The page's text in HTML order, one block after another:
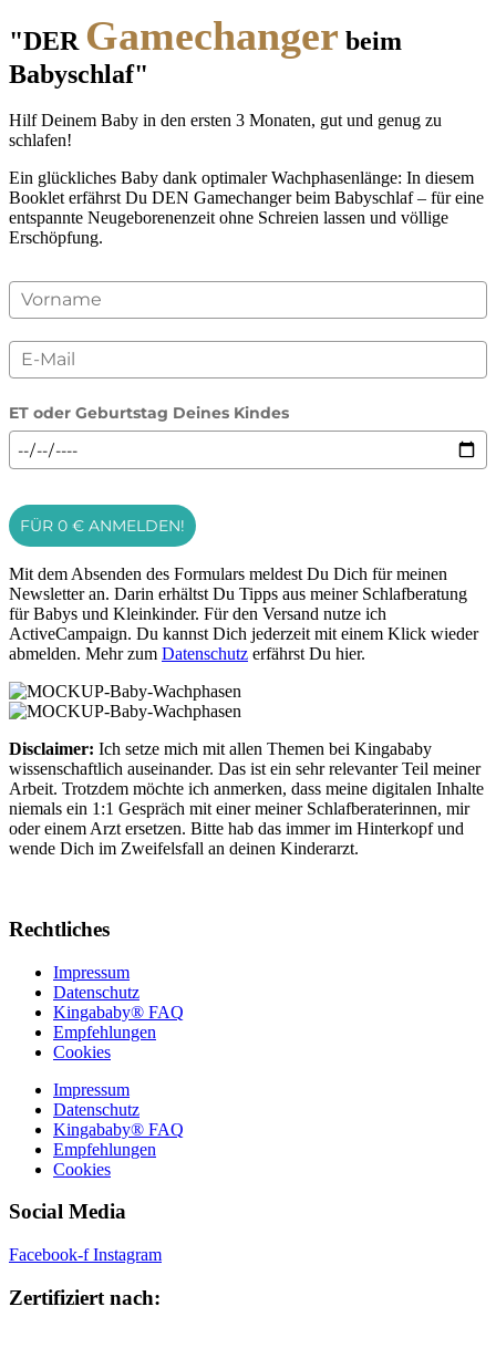
"DER Gamechanger beim
Babyschlaf"
Hilf Deinem Baby in den ersten 3 Monaten, gut und genug zu
schlafen!
Ein glückliches Baby dank optimaler Wachphasenlänge: In diesem
Booklet erfährst Du DEN Gamechanger beim Babyschlaf – für eine
entspannte Neugeborenenzeit ohne Schreien lassen und völlige
Erschöpfung.
ET oder Geburtstag Deines Kindes
FÜR 0 € ANMELDEN!
Mit dem Absenden des Formulars meldest Du Dich für meinen
Newsletter an. Darin erhältst Du Tipps aus meiner Schlafberatung
für Babys und Kleinkinder. Für den Versand nutze ich
ActiveCampaign. Du kannst Dich jederzeit mit einem Klick wieder
abmelden. Mehr zum Datenschutz erfährst Du hier.
Disclaimer: Ich setze mich mit allen Themen bei Kingababy
wissenschaftlich auseinander. Das ist ein sehr relevanter Teil meiner
Arbeit. Trotzdem möchte ich anmerken, dass meine digitalen Inhalte
niemals ein 1:1 Gespräch mit einer meiner Schlafberaterinnen, mir
oder einem Arzt ersetzen. Bitte hab das immer im Hinterkopf und
wende Dich im Zweifelsfall an deinen Kinderarzt.
Rechtliches
Impressum
Datenschutz
Kingababy® FAQ
Empfehlungen
Cookies
Impressum
Datenschutz
Kingababy® FAQ
Empfehlungen
Cookies
Social Media
Facebook-f Instagram
Zertifiziert nach:
Victoria Kinga